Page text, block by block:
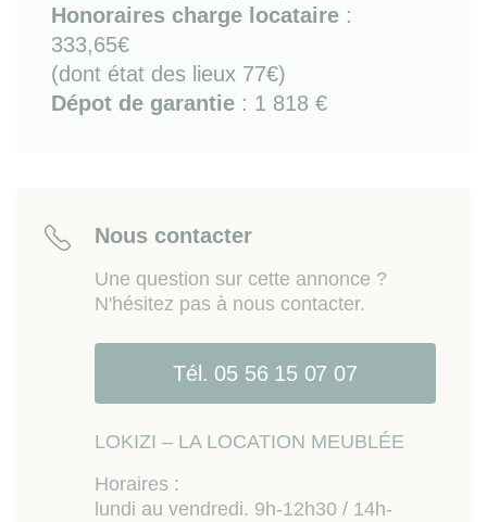
Sur place ou à proximité : tous commerces et
services, transports bus (lignes 5/23/73 avec accès
direct Bordeaux Victoire et Bordeaux centre), Tram
B à15mn (Peixotto), Hôpital Bagatelle. Accès rapide
pour domane universitaire Talence-Pessac / gare
est exposé sont disponibles sur le site
Honoraires charge locataire :
333,65€
(dont état des lieux 77€)
Dépot de garantie : 1 818 €
Nous contacter
Une question sur cette annonce ?
N'hésitez pas à nous contacter.
Tél. 05 56 15 07 07
LOKIZI – LA LOCATION MEUBLÉE
Horaires :
lundi au vendredi. 9h-12h30 / 14h-